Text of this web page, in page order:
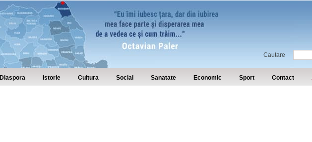
Cautare
Diaspora Istorie Cultura Social Sanatate Economic Sport Contact